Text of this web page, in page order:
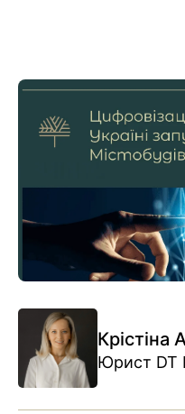
Крістіна
Юрист DT